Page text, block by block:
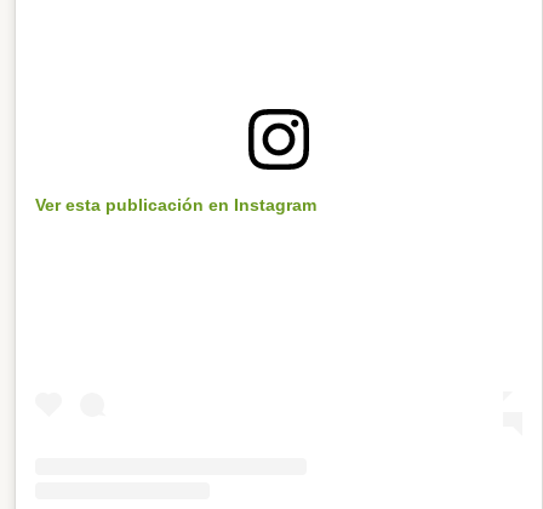
Ver esta publicación en Instagram